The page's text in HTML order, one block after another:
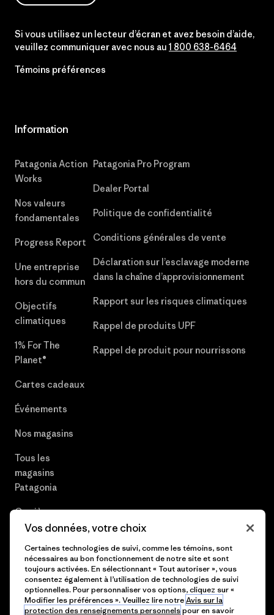
Si vous utilisez un lecteur d’écran et avez besoin d’aide,
veuillez communiquer avec nous au 1 800 638-6464
Témoins préférences
Information
Patagonia Action
Works
Nos valeurs
fondamentales
Progress Report
Une entreprise
hors du commun
Objectifs
climatiques
1% For The
Planet®
Cartes cadeaux
Événements
Nos magasins
Tous les
magasins
Patagonia
Carrières
Plan du site
Patagonia Pro Program
Dealer Portal
Politique de confidentialité
Conditions générales de vente
Déclaration sur l’esclavage moderne
dans la chaîne d’approvisionnement
Rapport sur les risques climatiques
Rappel de produits UPF
Rappel de produit pour nourrissons
Vos données, votre choix
Certaines technologies de suivi, comme les témoins, sont
nécessaires au bon fonctionnement de notre site et sont
toujours activées. En sélectionnant « Tout autoriser », vous
consentez également à l’utilisation de technologies de suivi
optionnelles. Pour personnaliser vos options, cliquez sur «
Modifier les préférences ». Veuillez lire notreAvis sur la
protection des renseignements personnelspour en savoir